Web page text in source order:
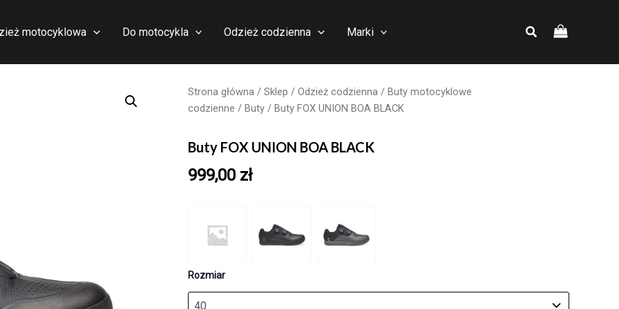
motocyklowa Do motocykla Odzież codzienna Marki
Strona główna / Sklep / Odzież codzienna / Buty motocyklowe
codzienne / Buty / Buty FOX UNION BOA BLACK
Buty FOX UNION BOA BLACK
999,00 zł
Rozmiar